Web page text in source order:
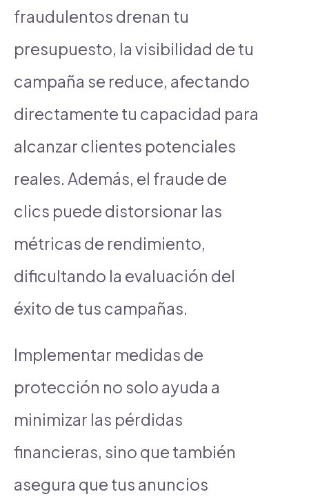
fraudulentos drenan tu
presupuesto, la visibilidad de tu
campaña se reduce, afectando
directamente tu capacidad para
alcanzar clientes potenciales
reales. Además, el fraude de
clics puede distorsionar las
métricas de rendimiento,
dificultando la evaluación del
éxito de tus campañas.
Implementar medidas de
protección no solo ayuda a
minimizar las pérdidas
financieras, sino que también
asegura que tus anuncios